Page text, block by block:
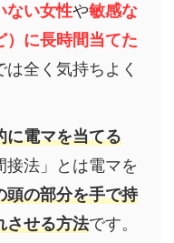
ない女性や敏感な
）に長時間当てた
全く気持ちよく
に電マを当てる
接法」とは電マを
頭の部分を手で持
させる方法です。